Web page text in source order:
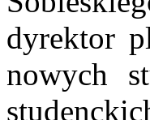
dyrektor
nowych